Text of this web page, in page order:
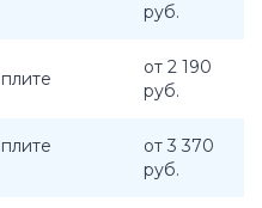
руб.
от 2 190
руб.
от 3 370
руб.